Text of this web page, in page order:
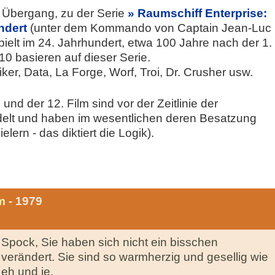
zu der Serie
Raumschiff Enterprise:
(unter dem Kommando von Captain Jean-Luc
im 24. Jahrhundert, etwa 100 Jahre nach der 1.
basieren auf dieser Serie.
Data, La Forge, Worf, Troi, Dr. Crusher usw.
der 12. Film sind vor der Zeitlinie der
und haben im wesentlichen deren Besatzung
- das diktiert die Logik).
- 1979
Spock, Sie haben sich nicht ein bisschen
verändert. Sie sind so warmherzig und gesellig wie
eh und je.